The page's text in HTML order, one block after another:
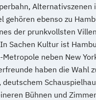
Alternativszenen
gehören ebenso zu
der prunkvollsten
Sachen Kultur ist
neben New
haben die Wahl
deutschem
Bühnen und